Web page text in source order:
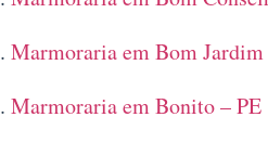
Marmoraria em Bom Jardim
Marmoraria em Bonito – PE